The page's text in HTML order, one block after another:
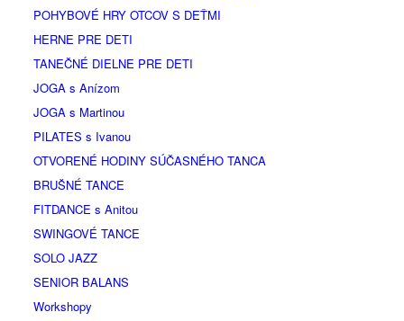
POHYBOVÉ HRY OTCOV S DEŤMI
HERNE PRE DETI
TANEČNÉ DIELNE PRE DETI
JOGA s Anízom
JOGA s Martinou
PILATES s Ivanou
OTVORENÉ HODINY SÚČASNÉHO TANCA
BRUŠNÉ TANCE
FITDANCE s Anitou
SWINGOVÉ TANCE
SOLO JAZZ
SENIOR BALANS
Workshopy